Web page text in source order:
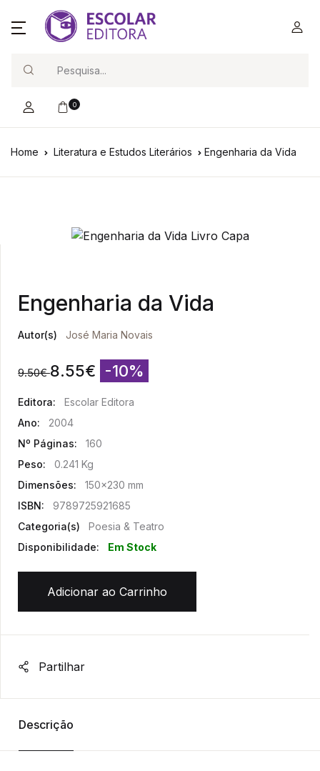
0
Home Literatura e Estudos Literários Engenharia da Vida
Engenharia da Vida
Autor(s) José Maria Novais
9.50€ 8.55€ -10%
Editora:
Escolar Editora
Ano:
2004
Nº Páginas:
160
Peso:
0.241 Kg
Dimensões:
150x230 mm
ISBN:
9789725921685
Categoria(s)
Poesia & Teatro
Disponibilidade:
Em Stock
Adicionar ao Carrinho
Partilhar
Descrição